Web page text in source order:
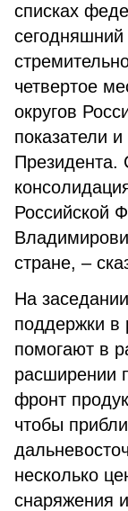
списках
четвертое
округов
показатели
Президента.
Российской
стране, –
На
поддержки в
помогают в
расширении
фронт
чтобы
несколько
снаряжения